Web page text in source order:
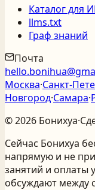
Каталог для
llms.txt
Граф знаний
Почта
Москва·
Новгород·Самара·
©2026 Бонихуа·
Сейчас Бонихуа
напрямую и не
занятий и оплаты
обсуждают между